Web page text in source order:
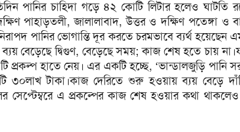
পানির চাহিদা গড়ে ৪২ কোটি লিটার হলেও ঘাটতি
পাহাড়তলী, জালালাবাদ, উত্তর ও দক্ষিণ পতেঙ্গা
পানির ভোগান্তি দূর করতে চরমভাবে ব্যর্থ হয়েছেন
বেড়েছে ‍দ্বিগুণ, বেড়েছে সময়; কাজ শেষ হতে চায়
প্রকল্প হাতে নেয়। এর একটি হচ্ছে, ‘ভান্ডালজুড়ি পানি
৩০লাখ টাকা।কাজ দেরিতে শুরু হওয়ায় ব্যয় বেড়ে
সেপ্টেম্বরে এ প্রকল্পের কাজ শেষ হওয়ার কথা